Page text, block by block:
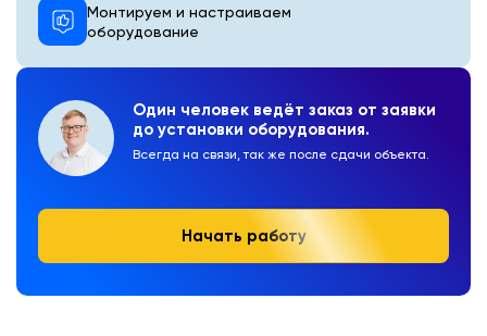
Один человек ведёт заказ от заявки
до установки оборудования.
Всегда на связи, так же после сдачи объекта.
Начать работу
Монтируем и настраиваем
оборудование